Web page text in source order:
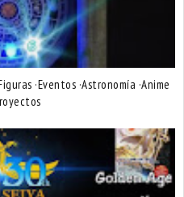
·Eventos ·Astronomía ·Anime